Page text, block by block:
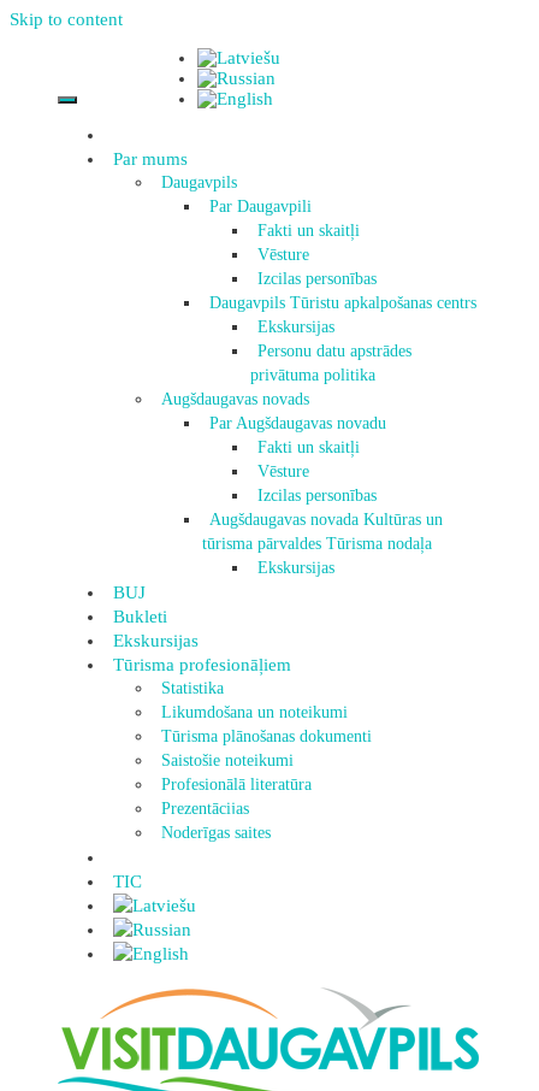
Skip to content
Par mums
Daugavpils
Par Daugavpili
Fakti un skaitļi
Vēsture
Izcilas personības
Daugavpils Tūristu apkalpošanas centrs
Ekskursijas
Personu datu apstrādes
privātuma politika
Augšdaugavas novads
Par Augšdaugavas novadu
Fakti un skaitļi
Vēsture
Izcilas personības
Augšdaugavas novada Kultūras un
tūrisma pārvaldes Tūrisma nodaļa
Ekskursijas
BUJ
Bukleti
Ekskursijas
Tūrisma profesionāļiem
Statistika
Likumdošana un noteikumi
Tūrisma plānošanas dokumenti
Saistošie noteikumi
Profesionālā literatūra
Prezentācijas
Noderīgas saites
TIC